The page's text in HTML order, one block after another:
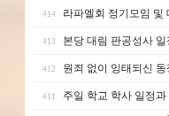
414 라파엘회 정기모임 및
413 본당 대림 판공성사 일
412 원죄 없이 잉태되신
411 주일 학교 학사 일정